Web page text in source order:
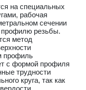
на специальных
рабочая
сечении
профилю резьбы.
метод
профиль
с формой профиля
трудности
круга, так как